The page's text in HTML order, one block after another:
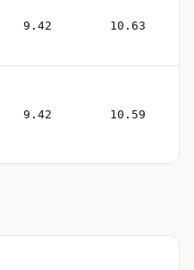
9.42 10.63
9.42 10.59